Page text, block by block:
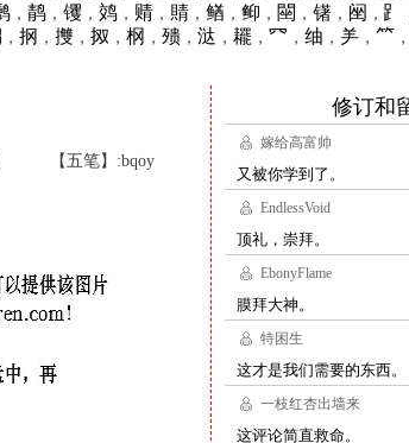
， 䴖， 䦆， 䴔， 䞍， 䝼， 䲡 ， 䲟 ， 䦟 ， 䦃， 䦷 ， ⻊
， 㧏 ， 㩳， 㧐 ， 㭎 ， 㱮， 㳠 ， 䎱 ， ⺳ ， 䌷 ， ⺶， ⺮ ，
【五笔】:bqoy